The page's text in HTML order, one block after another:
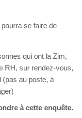
se faire de
qui ont la Zim,
RH, sur rendez-vous,
(pas au poste, à
à cette enquête.